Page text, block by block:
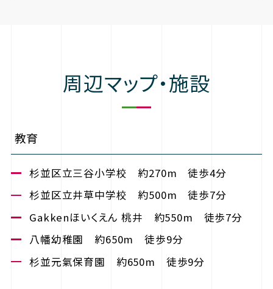
周辺マップ・施設
教育
杉並区立三谷小学校 約270m 徒歩4分
杉並区立井草中学校 約500m 徒歩7分
Gakkenほいくえん 桃井 約550m 徒歩7分
八幡幼稚園 約650m 徒歩9分
杉並元氣保育園 約650m 徒歩9分